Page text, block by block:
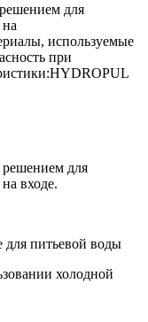
для
используемые
при
для
входе.
для питьевой воды
холодной